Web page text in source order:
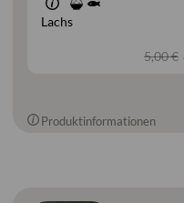
Lachs
5,00 €
Produktinformationen